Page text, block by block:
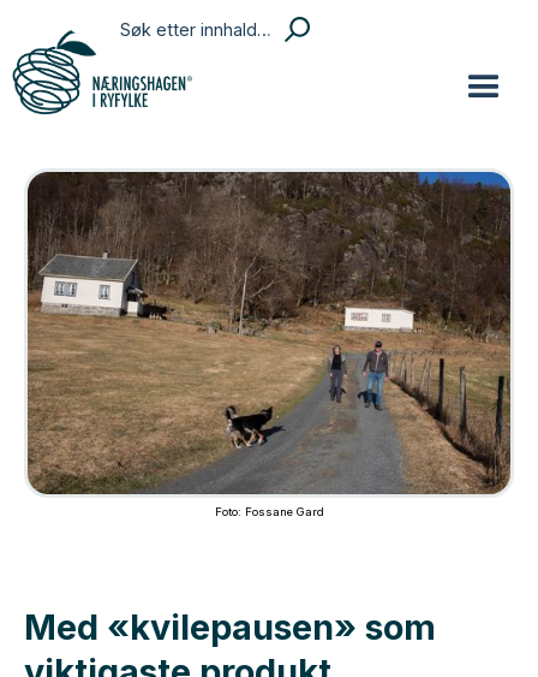
Foto: Fossane Gard
Med «kvilepausen» som